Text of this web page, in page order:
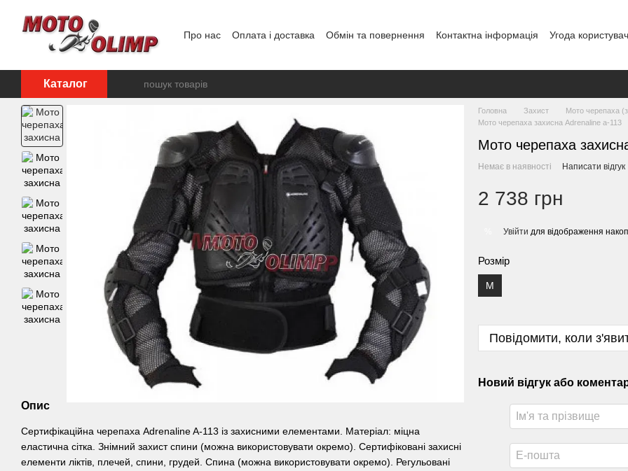
Про нас Оплата і доставка Обмін та повернення Контактна інформація
Угода
Каталог
Опис
Сертифікаційна черепаха Adrenaline A-113 із захисними елементами. Матеріал: міцна
еластична сітка. Знімний захист спини (можна використовувати окремо). Сертифіковані захисні
елементи ліктів, плечей, спини, грудей. Спина (можна використовувати окремо). Регульовані
Головна Захист Мото черепаха
Мото черепаха захисна Adrenaline а-113
Мото черепаха
Немає в наявності Написати відгук
2 738 грн
Увійти для відображення
Розмір
M
Повідомити, коли
Новий відгук або